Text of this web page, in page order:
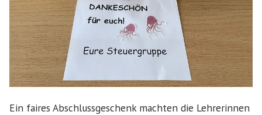
Ein faires Abschlussgeschenk machten die Lehrerinnen